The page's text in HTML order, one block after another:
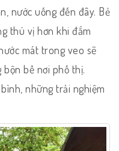
nước uống đến đây. Bẻ
thú vị hơn khi đắm
mát trong veo sẽ
bề nơi phố thị.
những trải nghiệm